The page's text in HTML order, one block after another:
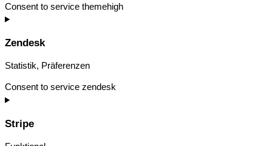
Consent to service themehigh
Zendesk
Statistik, Präferenzen
Consent to service zendesk
Stripe